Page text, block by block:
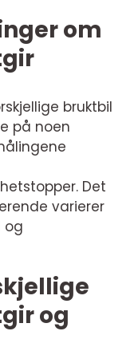
om
bruktbil
på noen
Det
varierer
og
og